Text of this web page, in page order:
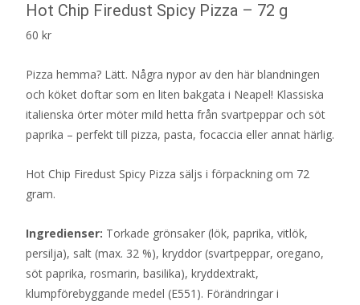
Hot Chip Firedust Spicy Pizza – 72 g
60 kr
Pizza hemma? Lätt. Några nypor av den här blandningen
och köket doftar som en liten bakgata i Neapel! Klassiska
italienska örter möter mild hetta från svartpeppar och söt
paprika – perfekt till pizza, pasta, focaccia eller annat härlig.
Hot Chip Firedust Spicy Pizza säljs i förpackning om 72
gram.
Ingredienser: Torkade grönsaker (lök, paprika, vitlök,
persilja), salt (max. 32 %), kryddor (svartpeppar, oregano,
söt paprika, rosmarin, basilika), kryddextrakt,
klumpförebyggande medel (E551). Förändringar i